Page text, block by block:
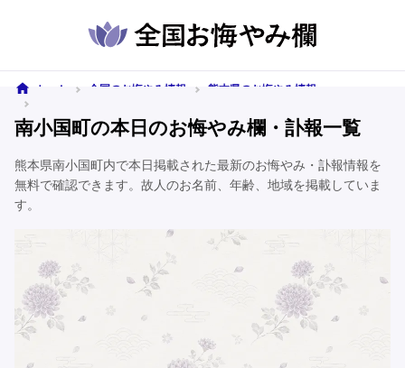
ホーム 全国のお悔やみ情報
熊本県のお悔やみ情報
南小国町の本日のお悔やみ欄・訃報一覧
熊本県南小国町内で本日掲載された最新のお悔やみ・訃報情報を
無料で確認できます。故人のお名前、年齢、地域を掲載していま
す。